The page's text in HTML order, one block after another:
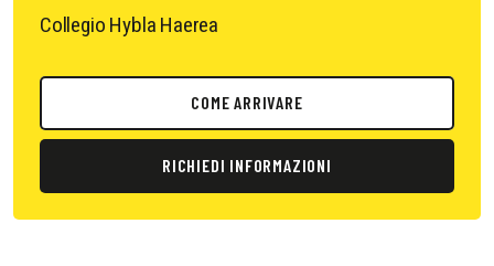
Collegio Hybla Haerea
COME ARRIVARE
RICHIEDI INFORMAZIONI